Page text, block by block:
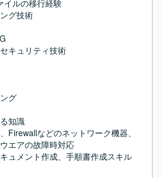
イルの移行経験
グ技術
キュリティ技術
グ
知識
Firewallなどのネットワーク機器、
エアの故障時対応
ュメント作成、手順書作成スキル